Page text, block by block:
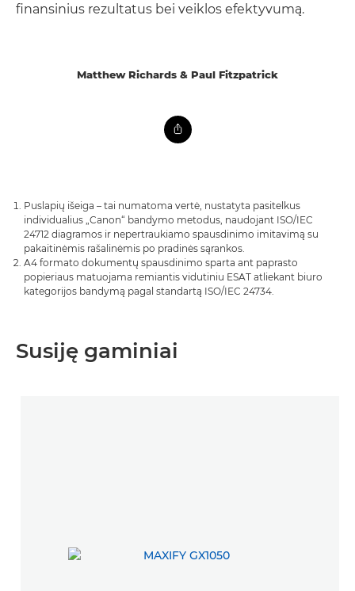
finansinius rezultatus bei veiklos efektyvumą.
Matthew Richards & Paul Fitzpatrick
Puslapių išeiga – tai numatoma vertė, nustatyta pasitelkus
individualius „Canon“ bandymo metodus, naudojant ISO/IEC
24712 diagramos ir nepertraukiamo spausdinimo imitavimą su
pakaitinėmis rašalinėmis po pradinės sąrankos.
A4 formato dokumentų spausdinimo sparta ant paprasto
popieriaus matuojama remiantis vidutiniu ESAT atliekant biuro
kategorijos bandymą pagal standartą ISO/IEC 24734.
Susiję gaminiai